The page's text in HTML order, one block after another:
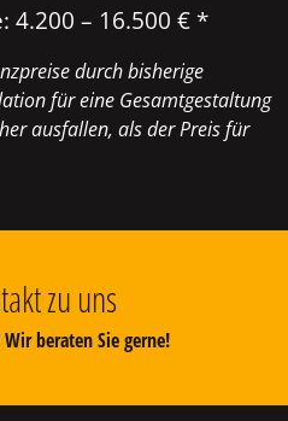
4.200 – 16.500 € *
durch bisherige
für eine Gesamtgestaltung
ausfallen, als der Preis für
zu uns
Wir beraten Sie gerne!